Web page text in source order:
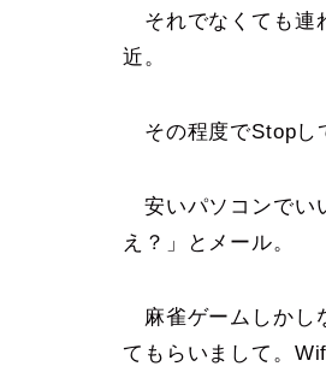
それでなくても連
近。
その程度でStopし
安いパソコンでい
え？」とメール。
麻雀ゲームしかし
てもらいまして。